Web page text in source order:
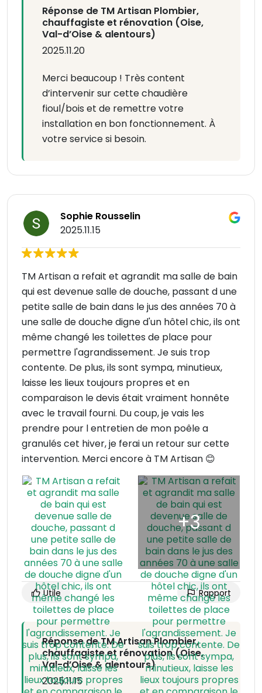
Réponse de TM Artisan Plombier,
chauffagiste et rénovation (Oise,
Val-d’Oise & alentours)
2025.11.20
Merci beaucoup ! Très content
d’intervenir sur cette chaudière
fioul/bois et de remettre votre
installation en bon fonctionnement. À
votre service si besoin.
Sophie Rousselin
2025.11.15
TM Artisan a refait et agrandit ma salle de bain
qui est devenue salle de douche, passant d une
petite salle de bain dans le jus des années 70 à
une salle de douche digne d'un hôtel chic, ils ont
même changé les toilettes de place pour
permettre l'agrandissement. Je suis trop
contente. De plus, ils sont sympa, minutieux,
laisse les lieux toujours propres et en
comparaison le devis était vraiment honnête
avec le travail fourni. Du coup, je vais les
prendre pour l entretien de mon poêle a
granulés cet hiver, je ferai un retour sur cette
intervention. Merci encore à TM Artisan 😊
Utile Rapport
Réponse de TM Artisan Plombier,
chauffagiste et rénovation (Oise,
Val-d’Oise & alentours)
2025.11.15